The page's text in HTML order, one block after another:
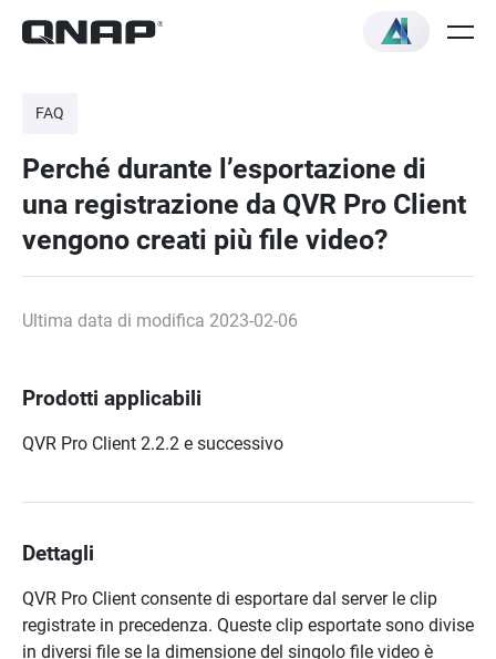
FAQ
Perché durante l’esportazione di
una registrazione da QVR Pro Client
vengono creati più file video?
Ultima data di modifica 2023-02-06
Prodotti applicabili
QVR Pro Client 2.2.2 e successivo
Dettagli
QVR Pro Client consente di esportare dal server le clip
registrate in precedenza. Queste clip esportate sono divise
in diversi file se la dimensione del singolo file video è